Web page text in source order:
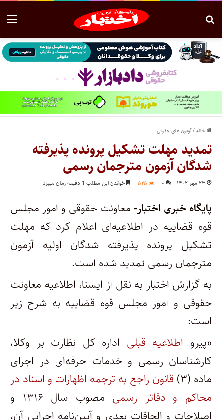
خانه/آزمون های حقوقی
تمدید مهلت تشکیل پرونده پذیرفته
شدگان آزمون مترجمان رسمی
۲۳ مهر ۱۴۰۲ ۰ ۵۲۵ خواندن این مطلب 1 دقیقه زمان میبرد
پایگاه خبری اختبار- معاونت حقوقی و امور مجلس
قوه قضاییه در اطلاعیه‌ای اعلام کرد که مهلت
تشکیل پرونده پذیرفته شدگان اولیه آزمون
مترجمان رسمی تمدید شده است.
به گزارش اختبار به نقل از ایسنا، اطلاعیه معاونت
حقوقی و امور مجلس قوه قضاییه به شرح زیر
است:
«پیرو اطلاعیه قبلی اداره کل نظارت بر وکلا،
کارشناسان رسمی و خدمات حرفه‌ای در اجرای
ماده (۳)
قانون راجع به ترجمه اظهارات و اسناد در
محاکم و دفاتر رسمی
مصوب سال ۱۳۱۶ و
اصلاحات و الحاقات بعدی و آیین‌نامه اجرایی آن،